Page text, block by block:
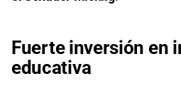
Fuerte inversión en
educativa